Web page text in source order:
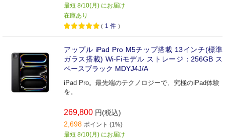
最短 8/10(月) にお届け
在庫あり
（ 1 件 ）
アップル iPad Pro M5チップ搭載 13インチ(標準
ガラス搭載) Wi-Fiモデル ストレージ：256GB ス
ペースブラック MDYJ4J/A
iPad Pro。最先端のテクノロジーで、究極のiPad体験
を。
269,800 円(税込)
2,698 ポイント (1%)
最短 8/10(月) にお届け